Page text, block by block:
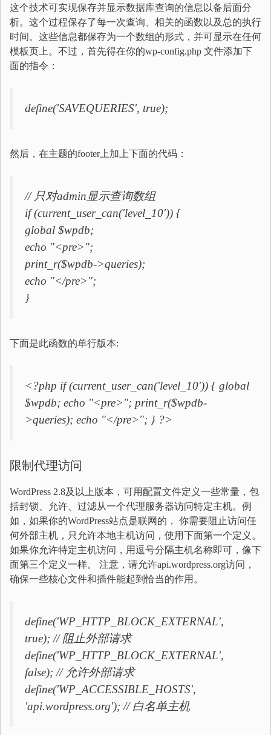
这个技术可实现保存并显示数据库查询的信息以备后面分
析。这个过程保存了每一次查询、相关的函数以及总的执行
时间。这些信息都保存为一个数组的形式，并可显示在任何
模板页上。不过，首先得在你的wp-config.php 文件添加下
面的指令：
define('SAVEQUERIES', true);
然后，在主题的footer上加上下面的代码：
// 只对admin显示查询数组
if (current_user_can('level_10')) {
global $wpdb;
echo "<pre>";
print_r($wpdb->queries);
echo "</pre>";
}
下面是此函数的单行版本:
<?php if (current_user_can('level_10')) { global
$wpdb; echo "<pre>"; print_r($wpdb-
>queries); echo "</pre>"; } ?>
限制代理访问
WordPress 2.8及以上版本，可用配置文件定义一些常量，包
括封锁、允许、过滤从一个代理服务器访问特定主机。例
如，如果你的WordPress站点是联网的， 你需要阻止访问任
何外部主机，只允许本地主机访问，使用下面第一个定义。
如果你允许特定主机访问，用逗号分隔主机名称即可，像下
面第三个定义一样。 注意，请允许api.wordpress.org访问，
确保一些核心文件和插件能起到恰当的作用。
define('WP_HTTP_BLOCK_EXTERNAL',
true); // 阻止外部请求
define('WP_HTTP_BLOCK_EXTERNAL',
false); // 允许外部请求
define('WP_ACCESSIBLE_HOSTS',
'api.wordpress.org'); // 白名单主机